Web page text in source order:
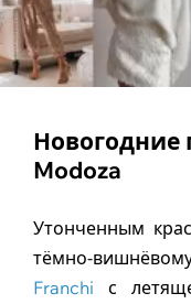
Новогодние
Modoza
Утонченным
тёмно-
Franchi с